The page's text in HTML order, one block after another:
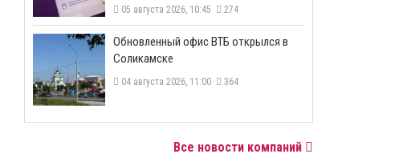
05 августа 2026, 10:45 274
​Обновленный офис ВТБ открылся в
Соликамске
04 августа 2026, 11:00 364
Все новости компаний